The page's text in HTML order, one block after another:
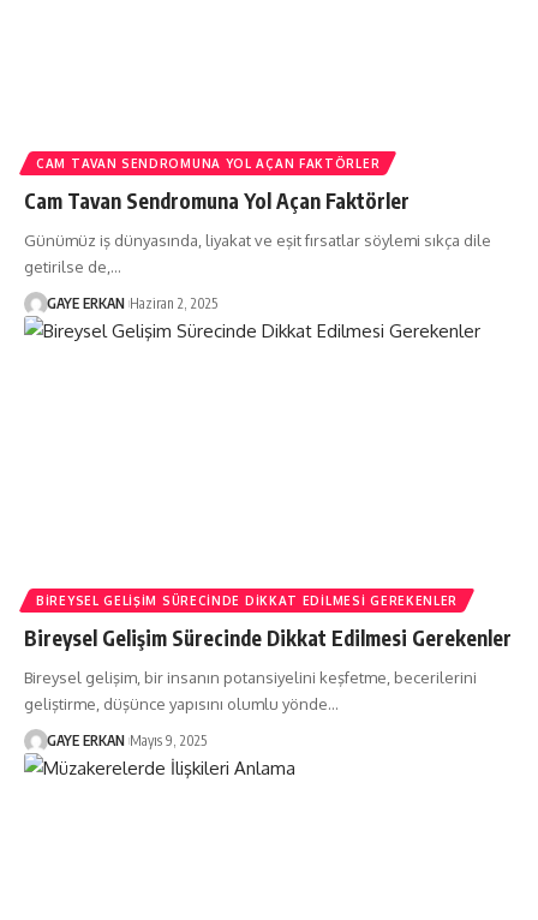
CAM TAVAN SENDROMUNA YOL AÇAN FAKTÖRLER
Cam Tavan Sendromuna Yol Açan Faktörler
Günümüz iş dünyasında, liyakat ve eşit fırsatlar söylemi sıkça dile
getirilse de,…
GAYE ERKAN Haziran 2, 2025
BIREYSEL GELIŞIM SÜRECINDE DIKKAT EDILMESI GEREKENLER
Bireysel Gelişim Sürecinde Dikkat Edilmesi Gerekenler
Bireysel gelişim, bir insanın potansiyelini keşfetme, becerilerini
geliştirme, düşünce yapısını olumlu yönde…
GAYE ERKAN Mayıs 9, 2025